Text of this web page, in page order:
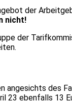
der
nicht!
der
angesichts des
23 ebenfalls 13